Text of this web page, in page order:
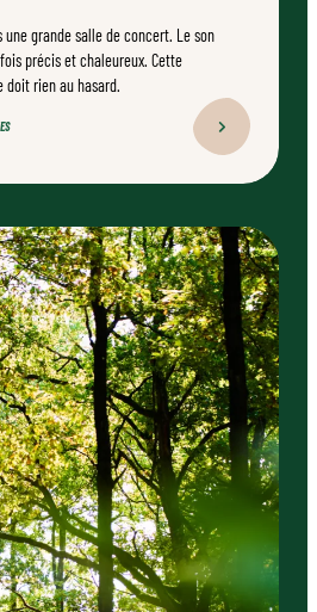
une grande salle de concert. Le son
précis et chaleureux. Cette
doit rien au hasard.